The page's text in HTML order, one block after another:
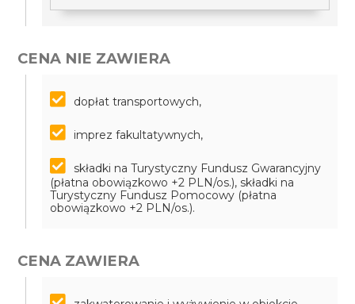
CENA NIE ZAWIERA
dopłat transportowych,
imprez fakultatywnych,
składki na Turystyczny Fundusz Gwarancyjny
(płatna obowiązkowo +2 PLN/os.), składki na
Turystyczny Fundusz Pomocowy (płatna
obowiązkowo +2 PLN/os.).
CENA ZAWIERA